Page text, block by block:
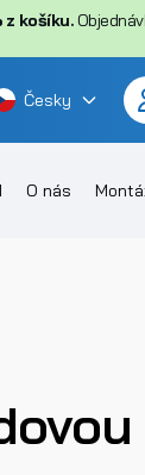
košíku.
Česky
O nás